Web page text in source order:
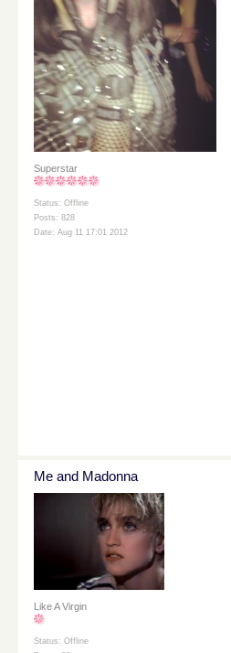
Superstar
Status: Offline
Posts: 828
Date: Aug 11 17:01 2012
Me and Madonna
Like A Virgin
Status: Offline